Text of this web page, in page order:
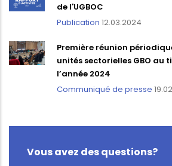
de l'UGBOC
Publication 12.03.2024
Première réunion
unités sectorielles GBO au
l’année 2024
Communiqué de presse
Vous avez des questions?